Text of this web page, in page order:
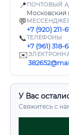
📍 ПОЧТОВЫЙ
Московский
💬
+7 (920) 211-
📞ТЕЛЕФОНЫ
+7 (961) 318-
✉️
У Вас
Свяжитесь с